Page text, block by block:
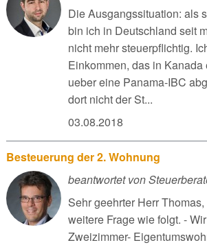
Die Ausgangssituation: als
bin ich in Deutschland seit
nicht mehr steuerpflichtig.
Einkommen, das in Kanada
ueber eine Panama-IBC
dort nicht der St...
03.08.2018
Besteuerung der 2. Wohnung
beantwortet von
Sehr geehrter Herr
weitere Frage wie folgt. -
Zweizimmer-